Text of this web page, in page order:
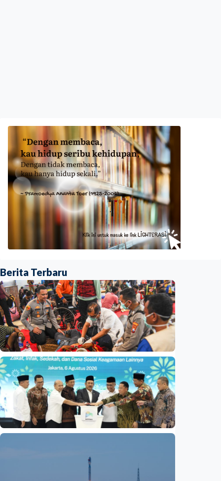
Berita Terbaru
Nasional
Basarnas akhiri operasi SAR KM Mutiara
Sentosa 2
Indonesia•06 Aug 2026
Satu data ZIS dan dana sosial keagamaan